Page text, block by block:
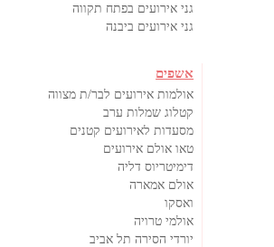
גני אירועים בפתח תקווה
גני אירועים ביבנה
אשפים
אולמות אירועים לבר/ת מצווה
קטלוג שמלות ערב
מסעדות לאירועים קטנים
טאו אולם אירועים
דימיטריוס דליה
אולם אמארה
ואסקו
אולמי טרויה
יורדי הסירה תל אביב